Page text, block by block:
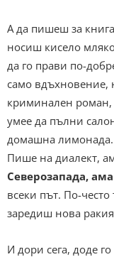
А да пишеш за
носиш кисело
да го прави по-
само вдъхновение,
криминален роман,
умее да пълни
домашна лимонада.
Пише на диалект,
Северозапада,
всеки път. По-
заредиш нова
И дори сега, доде